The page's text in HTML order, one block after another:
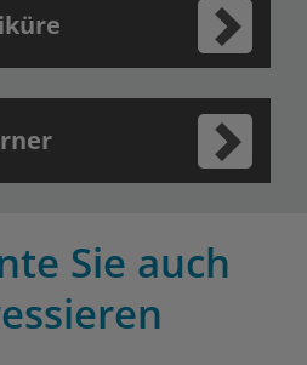
Sie auch